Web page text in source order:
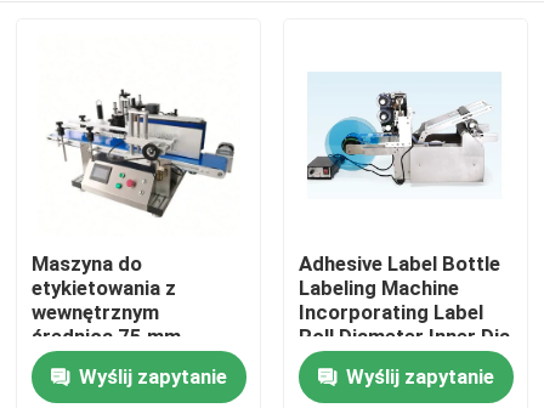
Produkty
O nas
Maszyna do
etykietowania z
wewnętrznym
średnicą 75 mm
Idealna do procesów
etykietowania i
Wyślij zapytanie
Adhesive Label Bottle
Labeling Machine
Incorporating Label
Roll Diameter Inner Dia
75mm Zapewniające
płynne i etykietowe
Wyślij zapytanie